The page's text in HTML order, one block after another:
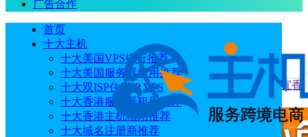
广告合作
首页
十大主机
十大美国VPS排行推荐
十大美国服务器租用推荐
十大双ISP住宅IP VPS
十大香港服务器租用推荐
十大香港主机租用推荐
十大域名注册商推荐
当前位置：首页 评测 HostUS香港VPS怎么样？HostUS便宜香
港VPS推荐